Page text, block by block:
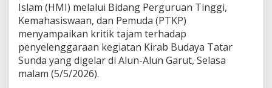
d
a
B
u
p
a
Islam (HMI) melalui Bidang Perguruan Tinggi,
Kemahasiswaan, dan Pemuda (PTKP)
menyampaikan kritik tajam terhadap
penyelenggaraan kegiatan Kirab Budaya Tatar
Sunda yang digelar di Alun-Alun Garut, Selasa
malam (5/5/2026).